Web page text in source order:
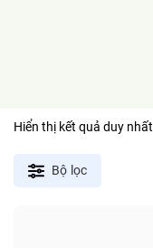
Hiển thị kết quả duy nhất
Bộ lọc